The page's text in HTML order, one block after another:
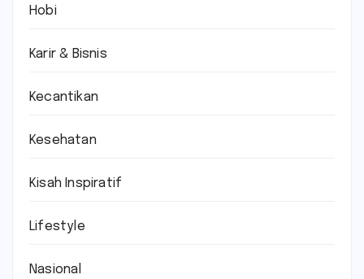
Hobi
Karir & Bisnis
Kecantikan
Kesehatan
Kisah Inspiratif
Lifestyle
Nasional